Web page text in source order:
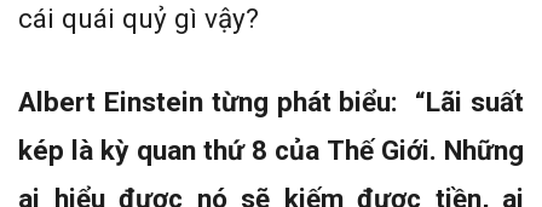
cái quái quỷ gì vậy?
Albert Einstein từng phát biểu: “Lãi suất
kép là kỳ quan thứ 8 của Thế Giới. Những
ai hiểu được nó sẽ kiếm được tiền, ai